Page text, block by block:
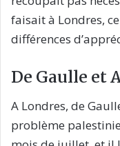
faisait à Londres,
différences
De Gaulle et
A Londres, de
problème